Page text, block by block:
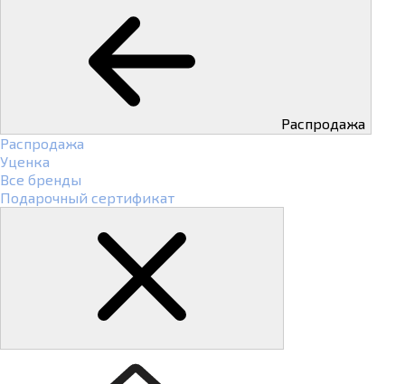
Распродажа
Распродажа
Уценка
Все бренды
Подарочный сертификат